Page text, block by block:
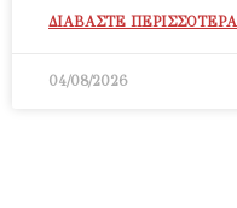
ΔΙΑΒΑΣΤΕ ΠΕΡΙΣΣΟΤΕΡΑ
04/08/2026